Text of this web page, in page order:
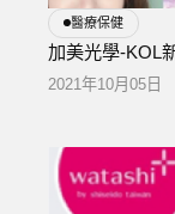
醫療保健
加美光學-KOL
2021年10月05日